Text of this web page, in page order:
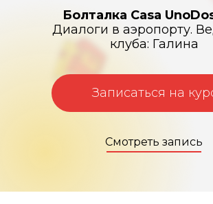
Болталка Casa
Диалоги в аэропорту.
клуба: Галина
Смотреть запись
Записаться на